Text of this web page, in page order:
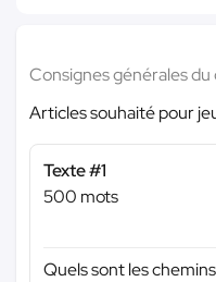
Consignes générales du
Articles souhaité pour
Texte #1
500 mots
Quels sont les